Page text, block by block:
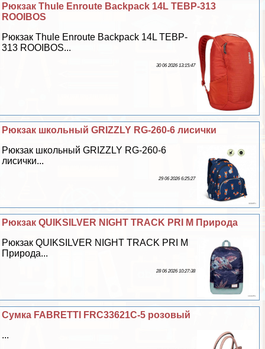
Рюкзак Thule Enroute Backpack 14L TEBP-313
ROOIBOS
Рюкзак Thule Enroute Backpack 14L TEBP-
313 ROOIBOS...
30 06 2026 13:15:47
Рюкзак школьный GRIZZLY RG-260-6 лисички
Рюкзак школьный GRIZZLY RG-260-6
лисички...
29 06 2026 6:25:27
Рюкзак QUIKSILVER NIGHT TRACK PRI M Природа
Рюкзак QUIKSILVER NIGHT TRACK PRI M
Природа...
28 06 2026 10:27:38
Сумка FABRETTI FRC33621C-5 розовый
...